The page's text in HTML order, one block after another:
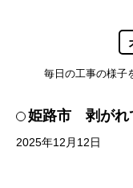
毎日の工事の様子
姫路市 剥がれ
2025年12月12日